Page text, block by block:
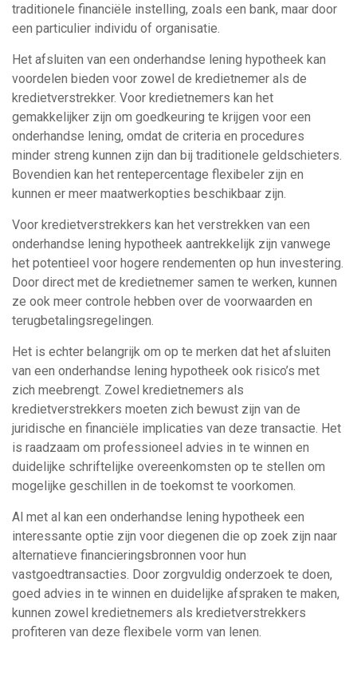
traditionele financiële instelling, zoals een bank, maar door
een particulier individu of organisatie.
Het afsluiten van een onderhandse lening hypotheek kan
voordelen bieden voor zowel de kredietnemer als de
kredietverstrekker. Voor kredietnemers kan het
gemakkelijker zijn om goedkeuring te krijgen voor een
onderhandse lening, omdat de criteria en procedures
minder streng kunnen zijn dan bij traditionele geldschieters.
Bovendien kan het rentepercentage flexibeler zijn en
kunnen er meer maatwerkopties beschikbaar zijn.
Voor kredietverstrekkers kan het verstrekken van een
onderhandse lening hypotheek aantrekkelijk zijn vanwege
het potentieel voor hogere rendementen op hun investering.
Door direct met de kredietnemer samen te werken, kunnen
ze ook meer controle hebben over de voorwaarden en
terugbetalingsregelingen.
Het is echter belangrijk om op te merken dat het afsluiten
van een onderhandse lening hypotheek ook risico’s met
zich meebrengt. Zowel kredietnemers als
kredietverstrekkers moeten zich bewust zijn van de
juridische en financiële implicaties van deze transactie. Het
is raadzaam om professioneel advies in te winnen en
duidelijke schriftelijke overeenkomsten op te stellen om
mogelijke geschillen in de toekomst te voorkomen.
Al met al kan een onderhandse lening hypotheek een
interessante optie zijn voor diegenen die op zoek zijn naar
alternatieve financieringsbronnen voor hun
vastgoedtransacties. Door zorgvuldig onderzoek te doen,
goed advies in te winnen en duidelijke afspraken te maken,
kunnen zowel kredietnemers als kredietverstrekkers
profiteren van deze flexibele vorm van lenen.